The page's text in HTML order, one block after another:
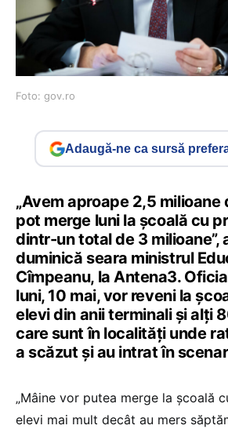
Foto: gov.ro
Adaugă-ne ca sursă
„Avem aproape 2,5 milioane
pot merge luni la școală cu
dintr-un total de 3 milioane”,
duminică seara ministrul
Cîmpeanu, la Antena3.
luni, 10 mai, vor reveni la
elevi din anii terminali și alți
care sunt în localități unde
a scăzut și au intrat în
„Mâine vor putea merge la școală
elevi mai mult decât au mers